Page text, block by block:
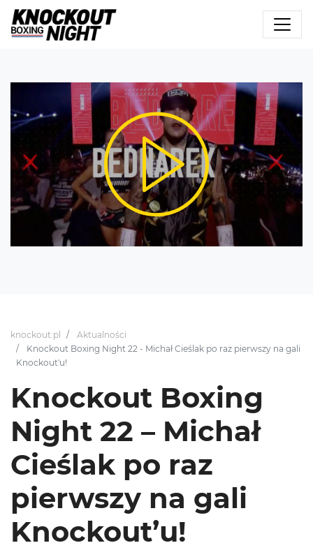
knockout.pl
Aktualności
Knockout Boxing Night 22 - Michał Cieślak po raz pierwszy na gali
Knockout'u!
Knockout Boxing
Night 22 – Michał
Cieślak po raz
pierwszy na gali
Knockout’u!